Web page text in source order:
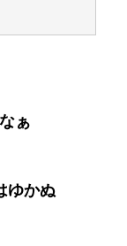
ぁ
ゆかぬ